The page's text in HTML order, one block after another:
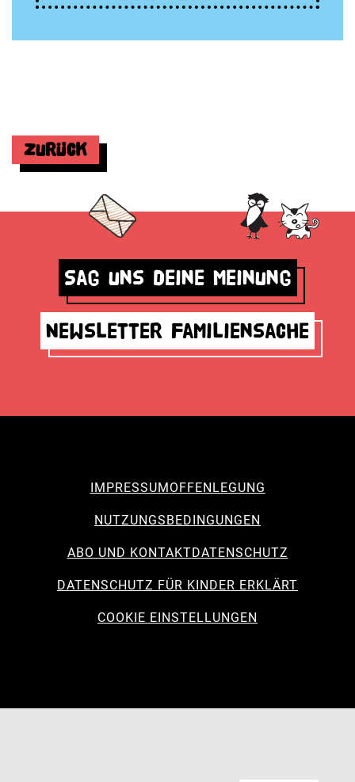
Zurück
Sag uns deine Meinung
Newsletter Familiensache
IMPRESSUMOFFENLEGUNG
NUTZUNGSBEDINGUNGEN
ABO UND KONTAKTDATENSCHUTZ
DATENSCHUTZ FÜR KINDER ERKLÄRT
COOKIE EINSTELLUNGEN